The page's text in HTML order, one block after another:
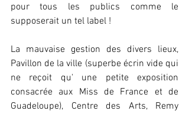
pour tous les publics comme le
supposerait un tel label !
La mauvaise gestion des divers lieux,
Pavillon de la ville (superbe écrin vide qui
ne reçoit qu' une petite exposition
consacrée aux Miss de France et de
Guadeloupe), Centre des Arts, Remy